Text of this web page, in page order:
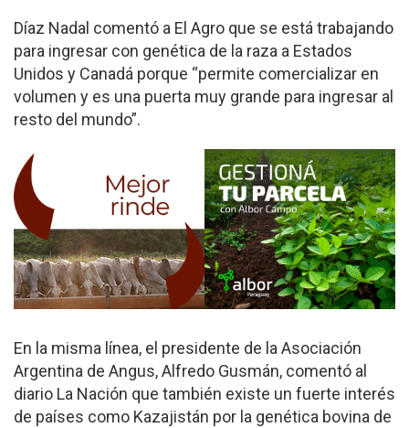
Díaz Nadal comentó a El Agro que se está trabajando
para ingresar con genética de la raza a Estados
Unidos y Canadá porque “permite comercializar en
volumen y es una puerta muy grande para ingresar al
resto del mundo”.
En la misma línea, el presidente de la Asociación
Argentina de Angus, Alfredo Gusmán, comentó al
diario La Nación que también existe un fuerte interés
de países como Kazajistán por la genética bovina de